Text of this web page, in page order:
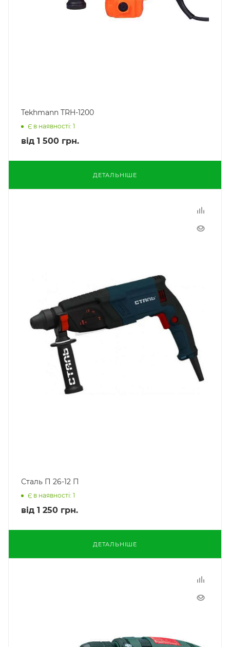
Tekhmann TRH-1200
Є в наявності: 1
від 1 500 грн.
ДЕТАЛЬНІШЕ
Сталь П 26-12 П
Є в наявності: 1
від 1 250 грн.
ДЕТАЛЬНІШЕ